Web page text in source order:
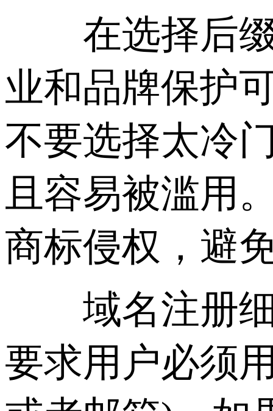
在选择后缀
业和品牌保护
不要选择太冷
且容易被滥用
商标侵权，避
域名注册细
要求用户必须